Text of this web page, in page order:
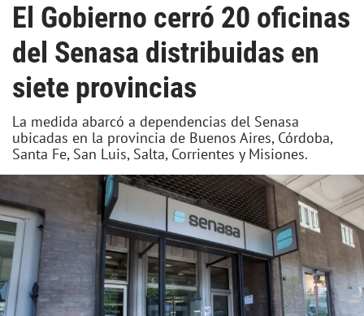
El Gobierno cerró 20 oficinas
del Senasa distribuidas en
siete provincias
La medida abarcó a dependencias del Senasa
ubicadas en la provincia de Buenos Aires, Córdoba,
Santa Fe, San Luis, Salta, Corrientes y Misiones.